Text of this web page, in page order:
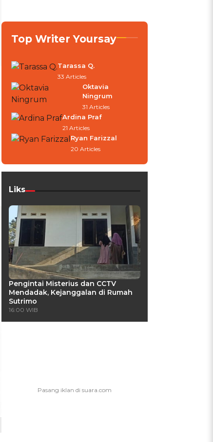
Top Writer Yoursay
Tarassa Q.
33 Articles
Oktavia
Ningrum
31 Articles
Ardina Praf
21 Articles
Ryan Farizzal
20 Articles
Liks
Pengintai Misterius dan CCTV
Mendadak, Kejanggalan di Rumah
Sutrimo
16:00 WIB